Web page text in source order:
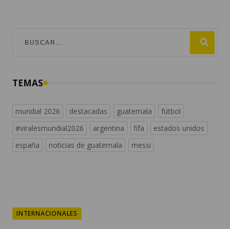
TEMAS
mundial 2026 destacadas guatemala
fútbol
#viralesmundial2026
argentina fifa
estados unidos
españa
noticias de guatemala messi
INTERNACIONALES